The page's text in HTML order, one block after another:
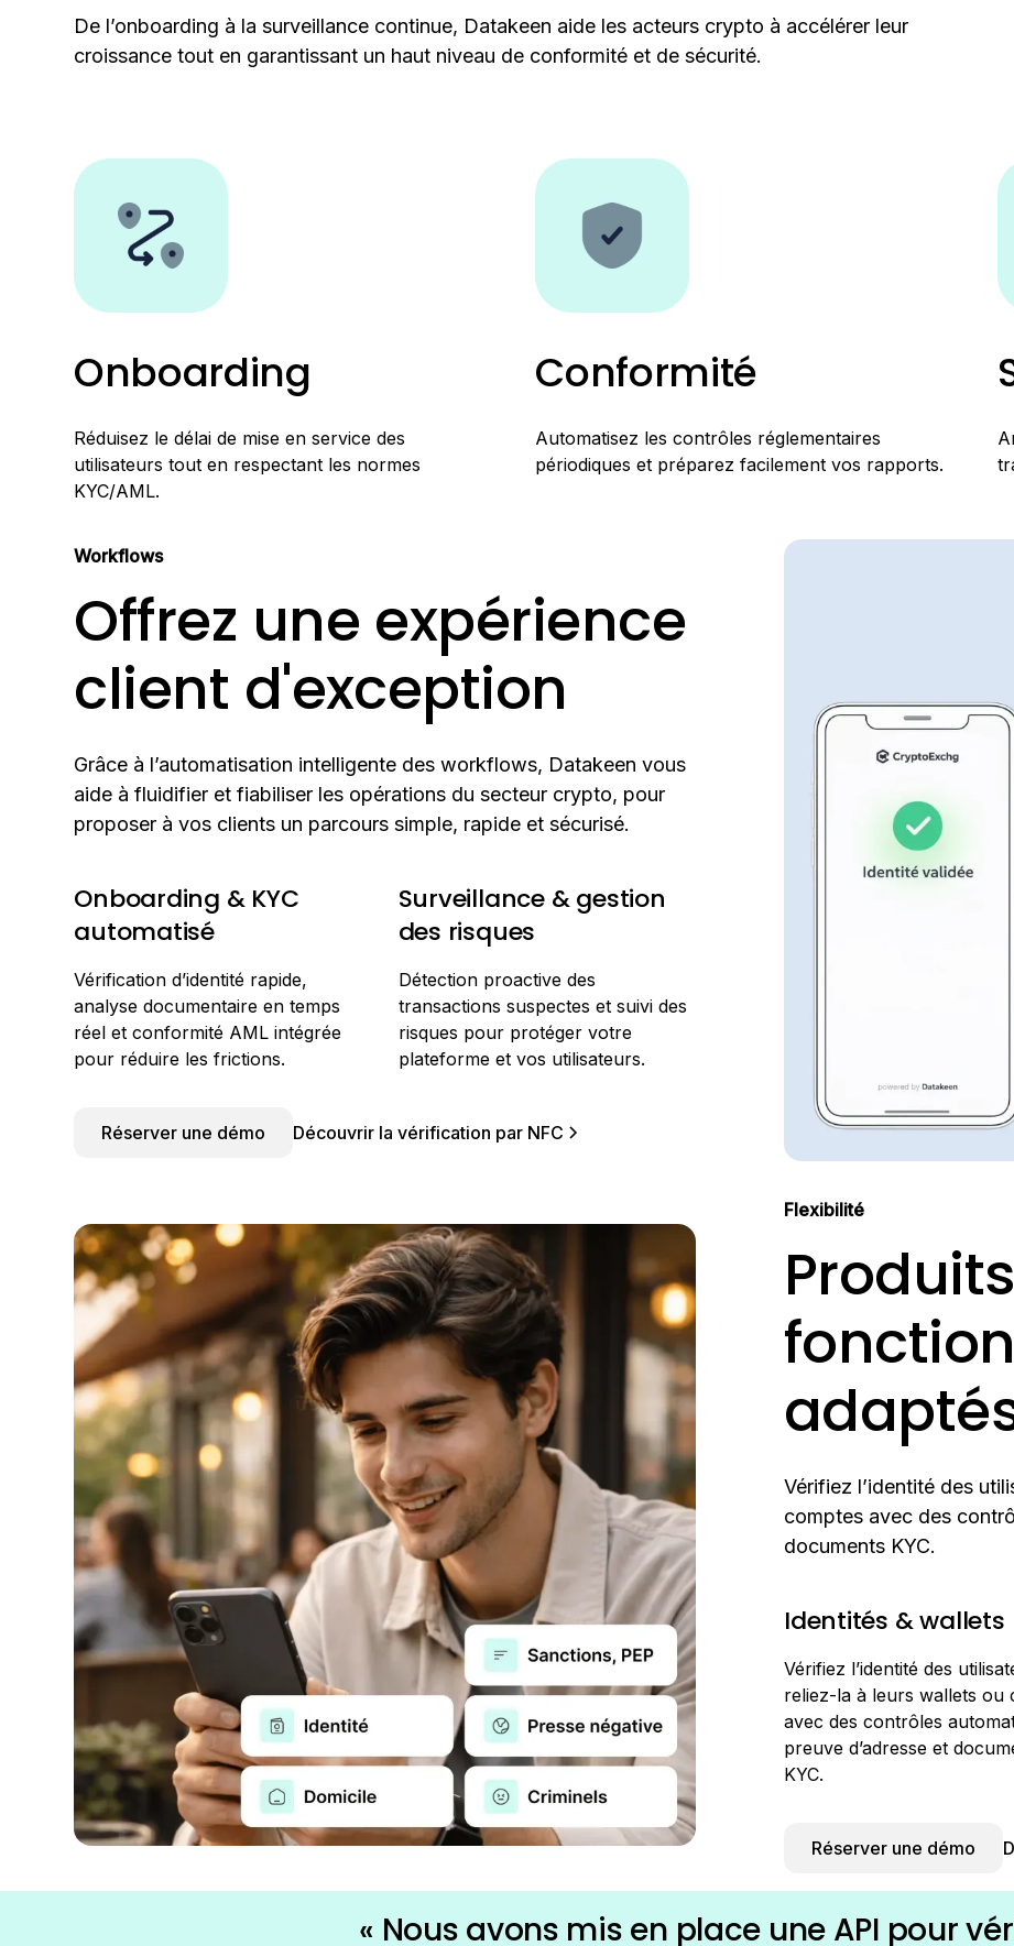
De l’onboarding à la surveillance continue, Datakeen aide les acteurs crypto à accélérer leur
croissance tout en garantissant un haut niveau de conformité et de sécurité.
Onboarding
Réduisez le délai de mise en service des
utilisateurs tout en respectant les normes
KYC/AML.
Conformité
Automatisez les contrôles réglementaires
périodiques et préparez facilement vos rapports.
Workflows
Offrez une expérience
client d'exception
Grâce à l’automatisation intelligente des workflows, Datakeen vous
aide à fluidifier et fiabiliser les opérations du secteur crypto, pour
proposer à vos clients un parcours simple, rapide et sécurisé.
Onboarding & KYC
automatisé
Vérification d’identité rapide,
analyse documentaire en temps
réel et conformité AML intégrée
pour réduire les frictions.
Surveillance & gestion
des risques
Détection proactive des
transactions suspectes et suivi des
risques pour protéger votre
plateforme et vos utilisateurs.
Réserver une démo Découvrir la vérification par NFC
Flexibilité
Vérifiez l’identité des
comptes avec des
documents KYC.
Identités & wallets
Vérifiez l’identité des
reliez-la à leurs wallets ou
avec des contrôles
preuve d’adresse et
KYC.
Réserver une démo
« Nous avons mis en place une API pour